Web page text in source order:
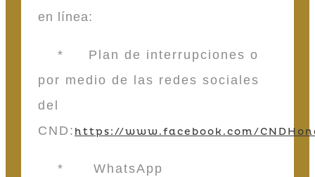
en línea:
* Plan de interrupciones o
por medio de las redes sociales
del
CND: https://www.facebook.com/
* WhatsApp